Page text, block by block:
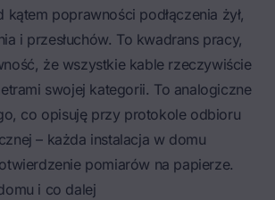
poprawności podłączenia żył,
i przesłuchów. To kwadrans pracy,
że wszystkie kable rzeczywiście
swojej kategorii. To analogiczne
co opisuję przy protokole odbioru
– każda instalacja w domu
pomiarów na papierze.
i co dalej